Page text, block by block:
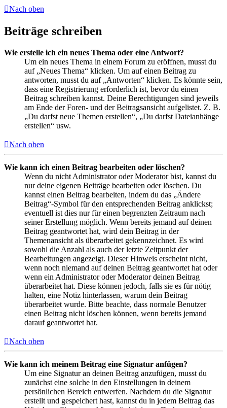
Nach oben
Beiträge schreiben
Wie erstelle ich ein neues Thema oder eine Antwort?
Um ein neues Thema in einem Forum zu eröffnen, musst du
auf „Neues Thema“ klicken. Um auf einen Beitrag zu
antworten, musst du auf „Antworten“ klicken. Es könnte sein,
dass eine Registrierung erforderlich ist, bevor du einen
Beitrag schreiben kannst. Deine Berechtigungen sind jeweils
am Ende der Foren- und der Beitragsansicht aufgelistet. Z. B.
„Du darfst neue Themen erstellen“, „Du darfst Dateianhänge
erstellen“ usw.
Nach oben
Wie kann ich einen Beitrag bearbeiten oder löschen?
Wenn du nicht Administrator oder Moderator bist, kannst du
nur deine eigenen Beiträge bearbeiten oder löschen. Du
kannst einen Beitrag bearbeiten, indem du das „Ändere
Beitrag“-Symbol für den entsprechenden Beitrag anklickst;
eventuell ist dies nur für einen begrenzten Zeitraum nach
seiner Erstellung möglich. Wenn bereits jemand auf deinen
Beitrag geantwortet hat, wird dein Beitrag in der
Themenansicht als überarbeitet gekennzeichnet. Es wird
sowohl die Anzahl als auch der letzte Zeitpunkt der
Bearbeitungen angezeigt. Dieser Hinweis erscheint nicht,
wenn noch niemand auf deinen Beitrag geantwortet hat oder
wenn ein Administrator oder Moderator deinen Beitrag
überarbeitet hat. Diese können jedoch, falls sie es für nötig
halten, eine Notiz hinterlassen, warum dein Beitrag
überarbeitet wurde. Bitte beachte, dass normale Benutzer
einen Beitrag nicht löschen können, wenn bereits jemand
darauf geantwortet hat.
Nach oben
Wie kann ich meinem Beitrag eine Signatur anfügen?
Um eine Signatur an deinen Beitrag anzufügen, musst du
zunächst eine solche in den Einstellungen in deinem
persönlichen Bereich entwerfen. Nachdem du die Signatur
erstellt und gespeichert hast, kannst du in jedem Beitrag das